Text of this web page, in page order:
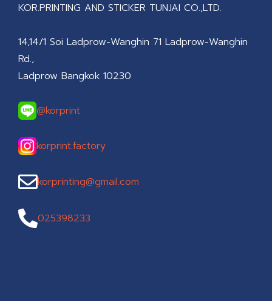
KOR.PRINTING AND STICKER TUNJAI CO.,LTD.
14,14/1 Soi Ladprow-Wanghin 71 Ladprow-Wanghin
Rd.,
Ladprow Bangkok 10230
@korprint
korprint.factory
korprinting@gmail.com
025398233